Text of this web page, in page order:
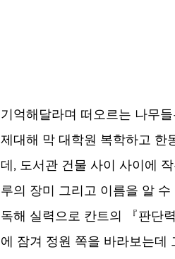
기억해달라며 떠오르는 나무
제대해 막 대학원 복학하고 한
데, 도서관 건물 사이 사이에
루의 장미 그리고 이름을 알
독해 실력으로 칸트의 『판단
에 잠겨 정원 쪽을 바라보는데